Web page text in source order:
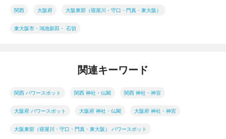
関西 大阪府 大阪東部（寝屋川・守口・門真・東大阪）
東大阪市・鴻池新田・ 石切
関連キーワード
関西 パワースポット 関西 神社・仏閣 関西 神社・神宮
大阪府 パワースポット 大阪府 神社・仏閣 大阪府 神社・神宮
大阪東部（寝屋川・守口・門真・東大阪） パワースポット